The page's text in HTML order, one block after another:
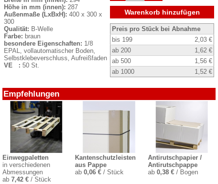
Höhe in mm (innen): 287
Außenmaße (LxBxH): 400 x 300 x
300
Qualität: B-Welle
Farbe: braun
besondere Eigenschaften: 1/8
EPAL, vollautomatischer Boden,
Selbstklebeverschluss, Aufreißfaden
VE : 50 St.
Warenkorb hinzufügen
Preis pro Stück bei Abnahme
bis 199
2,03 €
ab 200
1,62 €
ab 500
1,56 €
ab 1000
1,52 €
Empfehlungen
Einwegpaletten
in verschiedenen
Abmessungen
ab 7,42 € / Stück
Kantenschutzleisten
aus Pappe
ab0,06 € / Stück
Antirutschpapier /
Antirutschpappe
ab 0,38 €/ Bogen